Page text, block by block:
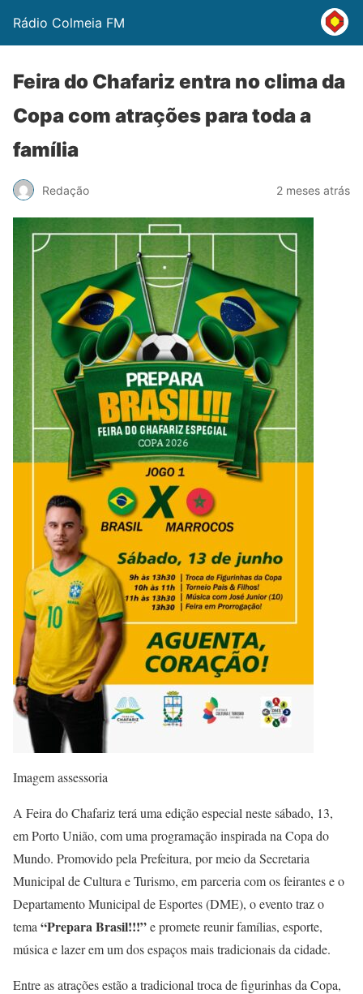
Rádio Colmeia FM
Feira do Chafariz entra no clima da
Copa com atrações para toda a
família
Redação 2 meses atrás
Imagem assessoria
A Feira do Chafariz terá uma edição especial neste sábado, 13,
em Porto União, com uma programação inspirada na Copa do
Mundo. Promovido pela Prefeitura, por meio da Secretaria
Municipal de Cultura e Turismo, em parceria com os feirantes e o
Departamento Municipal de Esportes (DME), o evento traz o
tema “Prepara Brasil!!!”e promete reunir famílias, esporte,
música e lazer em um dos espaços mais tradicionais da cidade.
Entre as atrações estão a tradicional troca de figurinhas da Copa,